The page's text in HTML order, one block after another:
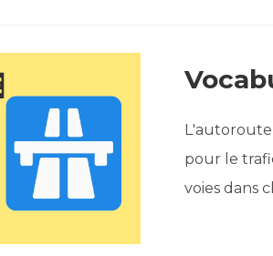
pour le
voies dans